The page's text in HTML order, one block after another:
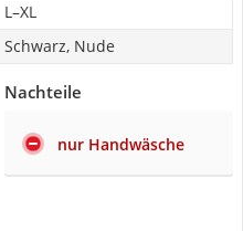
L–XL
Schwarz, Nude
Nachteile
nur Handwäsche